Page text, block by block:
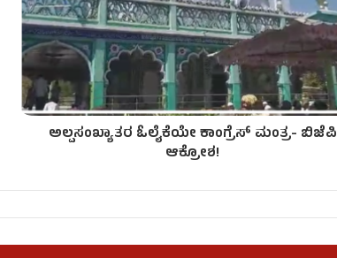
ವಿಜಯೇಂದ್ರ!
ಅಲ್ಪಸಂಖ್ಯಾತರ ಓಲೈಕೆಯೇ ಕಾಂಗ್ರೆಸ್ ಮಂತ್ರ- ಬಿಜೆಪಿ
ಆಕ್ರೋಶ!